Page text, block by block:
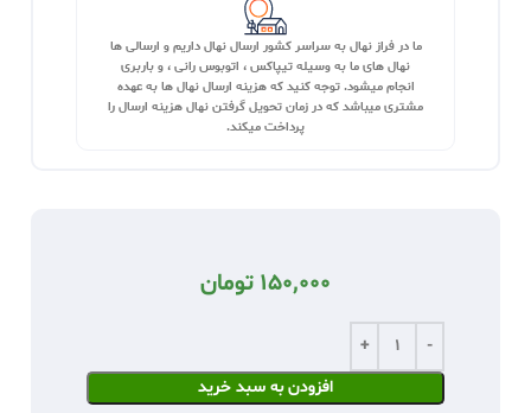
ما در فراز نهال به سراسر کشور ارسال نهال داریم و ارسالی ها
نهال های ما به وسیله تیپاکس ، اتوبوس رانی ، و باربری
انجام میشود. توجه کنید که هزینه ارسال نهال ها به عهده
مشتری میباشد که در زمان تحویل گرفتن نهال هزینه ارسال را
پرداخت میکند.
150,000 تومان
افزودن به سبد خرید